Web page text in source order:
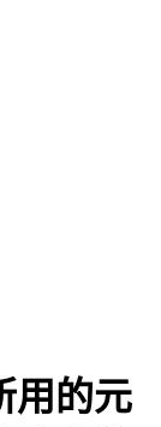
用的元